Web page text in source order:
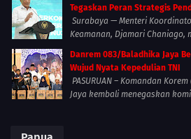
Tegaskan Peran Strategis
Surabaya — Menteri
Keamanan, Djamari Chaniago,
Danrem 083/Baladhika Jaya
Wujud Nyata Kepedulian TNI
PASURUAN – Komandan
Jaya kembali menegaskan